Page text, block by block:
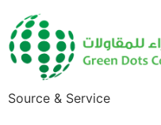
Source & Service